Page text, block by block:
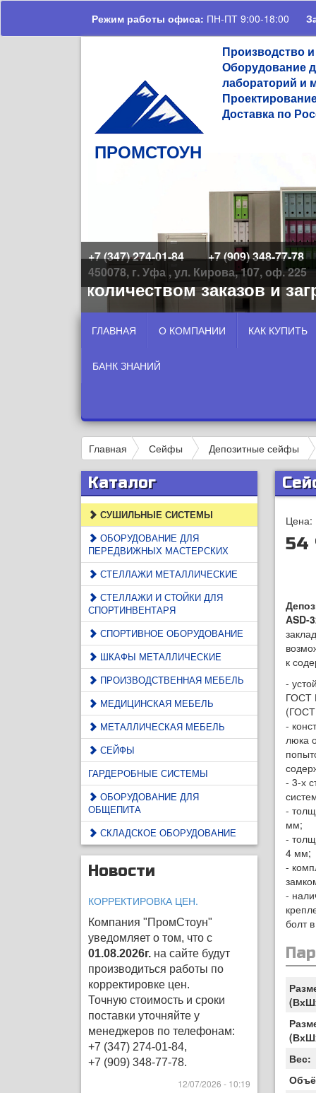
Режим работы офиса: ПН-ПТ 9:00-18:00
ПРОМСТОУН
Производство
Оборудование
лабораторий и
Доставка по
+7 (347) 274-01-84
+7 (909) 348-77-78
450078, г. Уфа , ул. Кирова, 107, оф. 225
количеством заказов и
ГЛАВНАЯ О КОМПАНИИ КАК КУПИТЬ
БАНК ЗНАНИЙ
Главная Сейфы Депозитные сейфы
Каталог
СУШИЛЬНЫЕ СИСТЕМЫ
ОБОРУДОВАНИЕ ДЛЯ
ПЕРЕДВИЖНЫХ МАСТЕРСКИХ
СТЕЛЛАЖИ МЕТАЛЛИЧЕСКИЕ
СТЕЛЛАЖИ И СТОЙКИ ДЛЯ
СПОРТИНВЕНТАРЯ
СПОРТИВНОЕ ОБОРУДОВАНИЕ
ШКАФЫ МЕТАЛЛИЧЕСКИЕ
ПРОИЗВОДСТВЕННАЯ МЕБЕЛЬ
МЕДИЦИНСКАЯ МЕБЕЛЬ
МЕТАЛЛИЧЕСКАЯ МЕБЕЛЬ
СЕЙФЫ
ГАРДЕРОБНЫЕ СИСТЕМЫ
ОБОРУДОВАНИЕ ДЛЯ
ОБЩЕПИТА
СКЛАДСКОЕ ОБОРУДОВАНИЕ
Новости
КОРРЕКТИРОВКА ЦЕН.
Компания "ПромСтоун"
уведомляет о том, что с
01.08.2026г. на сайте будут
производиться работы по
корректировке цен.
Точную стоимость и сроки
поставки уточняйте у
менеджеров по телефонам:
+7 (347) 274-01-84,
+7 (909) 348-77-78.
12/07/2026 - 10:19
Цена:
54
ASD-
к
-
ГОСТ
-
люка
- 3-х
-
мм;
-
4 мм;
-
-
болт
Вес: